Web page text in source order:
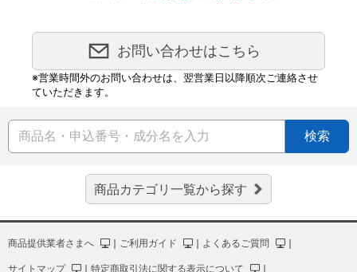
お問い合わせはこちら
※営業時間外のお問い合わせは、翌営業日以降順次ご連絡させ
ていただきます。
検索
商品カテゴリ一覧から探す
商品提供業者さまへ ｜ ご利用ガイド ｜ よくあるご質問 ｜
サイトマップ ｜ 特定商取引法に関する表示について ｜